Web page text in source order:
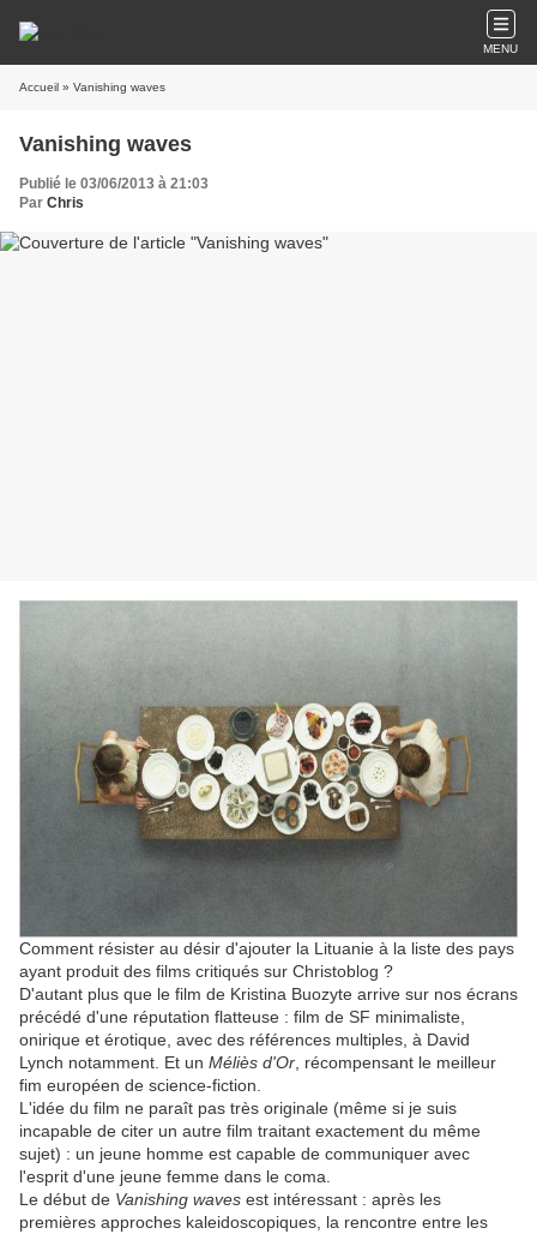
MENU
Accueil » Vanishing waves
Vanishing waves
Publié le 03/06/2013 à 21:03
Par Chris
Comment résister au désir d'ajouter la Lituanie à la liste des pays
ayant produit des films critiqués sur Christoblog ?
D'autant plus que le film de Kristina Buozyte arrive sur nos écrans
précédé d'une réputation flatteuse : film de SF minimaliste,
onirique et érotique, avec des références multiples, à David
Lynch notamment. Et un Méliès d'Or , récompensant le meilleur
fim européen de science-fiction.
L'idée du film ne paraît pas très originale (même si je suis
incapable de citer un autre film traitant exactement du même
sujet) : un jeune homme est capable de communiquer avec
l'esprit d'une jeune femme dans le coma.
Le début de Vanishing waves est intéressant : après les
premières approches kaleidoscopiques, la rencontre entre les